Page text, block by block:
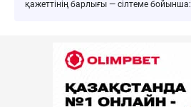
қажеттінің барлығы — сілтеме бойынша: